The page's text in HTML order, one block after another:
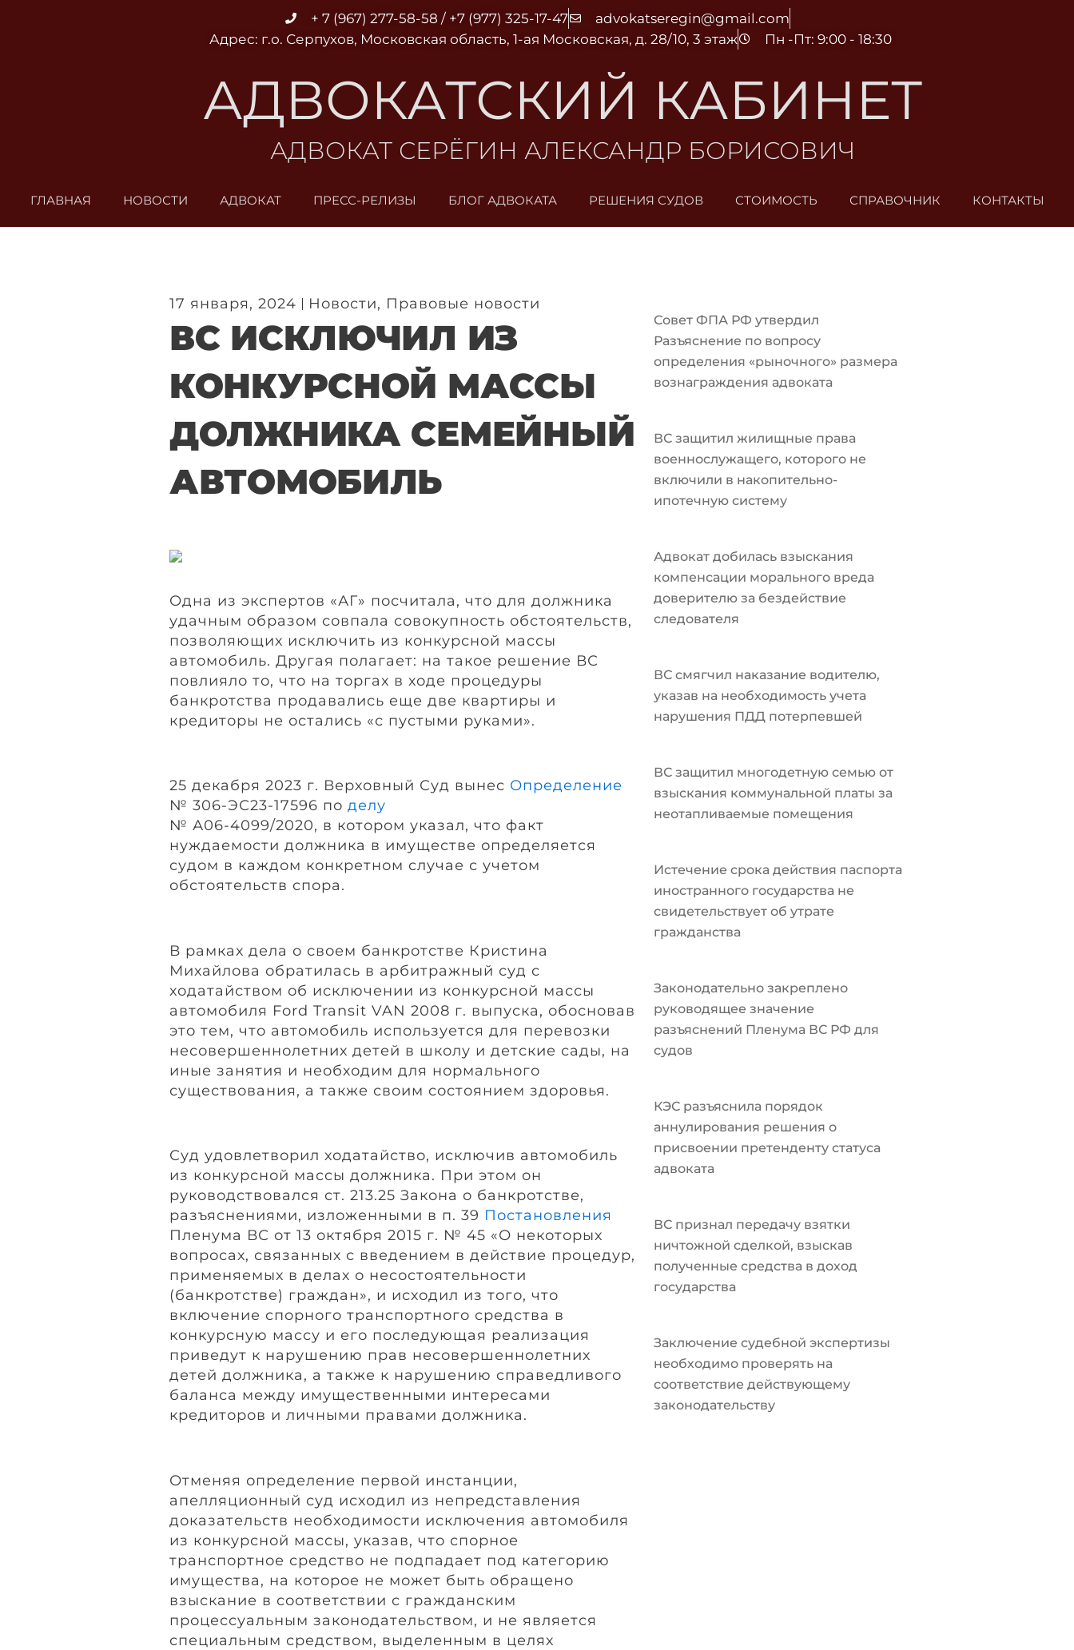
+ 7 (967) 277-58-58 / +7 (977) 325-17-47
advokatseregin@gmail.com
Адрес: г.о. Серпухов, Московская область, 1-ая Московская, д. 28/10, 3 этаж
Пн -Пт: 9:00 - 18:30
АДВОКАТСКИЙ КАБИНЕТ
АДВОКАТ СЕРЁГИН АЛЕКСАНДР БОРИСОВИЧ
ГЛАВНАЯ НОВОСТИ АДВОКАТ ПРЕСС-РЕЛИЗЫ БЛОГ АДВОКАТА РЕШЕНИЯ СУДОВ СТОИМОСТЬ СПРАВОЧНИК КОНТАКТЫ
17 января, 2024 Новости, Правовые новости
ВС ИСКЛЮЧИЛ ИЗ
КОНКУРСНОЙ МАССЫ
ДОЛЖНИКА СЕМЕЙНЫЙ
АВТОМОБИЛЬ
Одна из экспертов «АГ» посчитала, что для должника
удачным образом совпала совокупность обстоятельств,
позволяющих исключить из конкурсной массы
автомобиль. Другая полагает: на такое решение ВС
повлияло то, что на торгах в ходе процедуры
банкротства продавались еще две квартиры и
кредиторы не остались «с пустыми руками».
25 декабря 2023 г. Верховный Суд вынес Определение
№ 306-ЭС23-17596 по делу
№ А06-4099/2020, в котором указал, что факт
нуждаемости должника в имуществе определяется
судом в каждом конкретном случае с учетом
обстоятельств спора.
В рамках дела о своем банкротстве Кристина
Михайлова обратилась в арбитражный суд с
ходатайством об исключении из конкурсной массы
автомобиля Ford Transit VAN 2008 г. выпуска, обосновав
это тем, что автомобиль используется для перевозки
несовершеннолетних детей в школу и детские сады, на
иные занятия и необходим для нормального
существования, а также своим состоянием здоровья.
Суд удовлетворил ходатайство, исключив автомобиль
из конкурсной массы должника. При этом он
руководствовался ст. 213.25 Закона о банкротстве,
разъяснениями, изложенными в п. 39 Постановления
Пленума ВС от 13 октября 2015 г. № 45 «О некоторых
вопросах, связанных с введением в действие процедур,
применяемых в делах о несостоятельности
(банкротстве) граждан», и исходил из того, что
включение спорного транспортного средства в
конкурсную массу и его последующая реализация
приведут к нарушению прав несовершеннолетних
детей должника, а также к нарушению справедливого
баланса между имущественными интересами
кредиторов и личными правами должника.
Отменяя определение первой инстанции,
апелляционный суд исходил из непредставления
доказательств необходимости исключения автомобиля
из конкурсной массы, указав, что спорное
транспортное средство не подпадает под категорию
имущества, на которое не может быть обращено
взыскание в соответствии с гражданским
процессуальным законодательством, и не является
специальным средством, выделенным в целях
Совет ФПА РФ утвердил
Разъяснение по вопросу
определения «рыночного» размера
вознаграждения адвоката
ВС защитил жилищные права
военнослужащего, которого не
включили в накопительно-
ипотечную систему
Адвокат добилась взыскания
компенсации морального вреда
доверителю за бездействие
следователя
ВС смягчил наказание водителю,
указав на необходимость учета
нарушения ПДД потерпевшей
ВС защитил многодетную семью от
взыскания коммунальной платы за
неотапливаемые помещения
Истечение срока действия паспорта
иностранного государства не
свидетельствует об утрате
гражданства
Законодательно закреплено
руководящее значение
разъяснений Пленума ВС РФ для
судов
КЭС разъяснила порядок
аннулирования решения о
присвоении претенденту статуса
адвоката
ВС признал передачу взятки
ничтожной сделкой, взыскав
полученные средства в доход
государства
Заключение судебной экспертизы
необходимо проверять на
соответствие действующему
законодательству